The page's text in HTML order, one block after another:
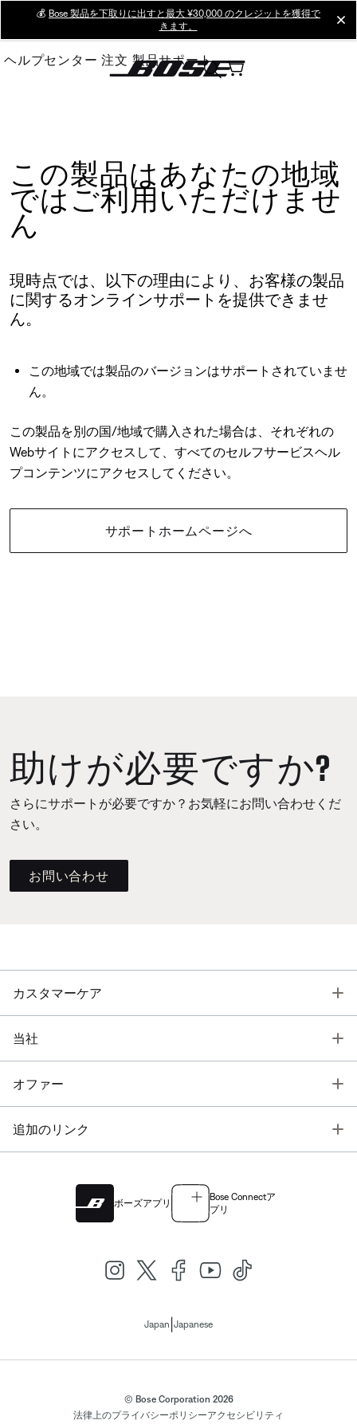
Main
💰 Bose 製品を下取りに出すと最大 ¥30,000 のクレジットを獲得で
きます。
ヘルプセンター 注文 製品サポート
この製品はあなたの地域
ではご利用いただけませ
ん
現時点では、以下の理由により、お客様の製品
に関するオンラインサポートを提供できませ
ん。
この地域では製品のバージョンはサポートされていませ
ん。
この製品を別の国/地域で購入された場合は、それぞれの
Webサイトにアクセスして、すべてのセルフサービスヘル
プコンテンツにアクセスしてください。
サポートホームページへ
助けが必要ですか?
さらにサポートが必要ですか？お気軽にお問い合わせくだ
さい。
お問い合わせ
カスタマーケア
当社
オファー
追加のリンク
ボーズアプリ
Bose Connectア
プリ
Japan Japanese
© Bose Corporation 2026
法律上のプライバシーポリシーアクセシビリティ